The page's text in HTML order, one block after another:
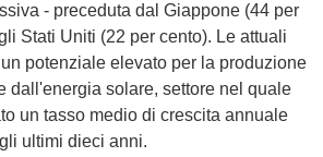
- preceduta dal Giappone (44 per
Stati Uniti (22 per cento). Le attuali
potenziale elevato per la produzione
dall'energia solare, settore nel quale
un tasso medio di crescita annuale
ultimi dieci anni.